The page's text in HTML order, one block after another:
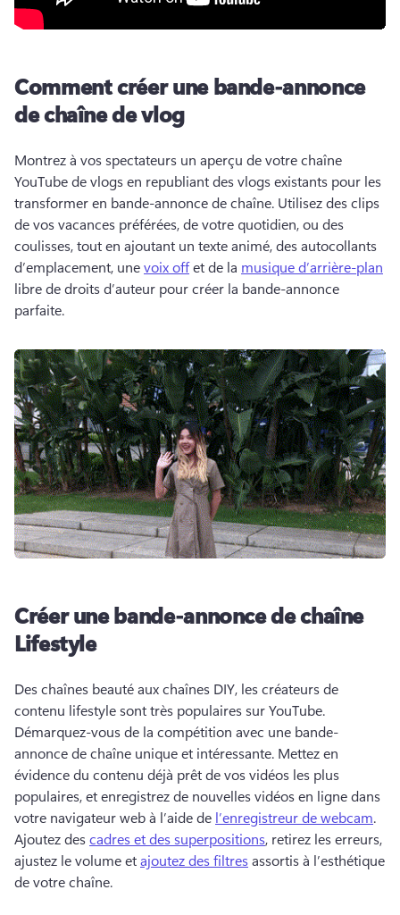
Comment créer une bande-annonce
de chaîne de vlog
Montrez à vos spectateurs un aperçu de votre chaîne
YouTube de vlogs en republiant des vlogs existants pour les
transformer en bande-annonce de chaîne. Utilisez des clips
de vos vacances préférées, de votre quotidien, ou des
coulisses, tout en ajoutant un texte animé, des autocollants
d’emplacement, une voix off et de la musique d’arrière-plan
libre de droits d’auteur pour créer la bande-annonce
parfaite.
Créer une bande-annonce de chaîne
Lifestyle
Des chaînes beauté aux chaînes DIY, les créateurs de
Démarquez-vous de la compétition avec une bande-
annonce de chaîne unique et intéressante. Mettez en
évidence du contenu déjà prêt de vos vidéos les plus
populaires, et enregistrez de nouvelles vidéos en ligne dans
votre navigateur web à l’aide de l’enregistreur de webcam
Ajoutez des cadres et des superpositions, retirez les erreurs,
ajustez le volume et ajoutez des filtres assortis à l’esthétique
de votre chaîne.